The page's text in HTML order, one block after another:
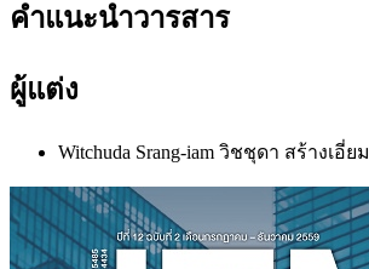
คำแนะนำวารสาร
ผู้แต่ง
Witchuda Srang-iam วิชชุดา สร้างเอี่ยม